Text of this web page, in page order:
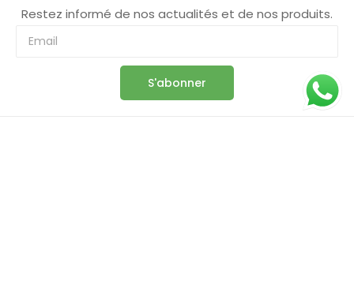
Restez informé de nos actualités et de nos produits.
S'abonner